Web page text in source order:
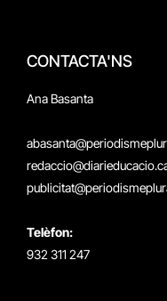
CONTACTA'NS
Ana Basanta
Telèfon:
932 311 247